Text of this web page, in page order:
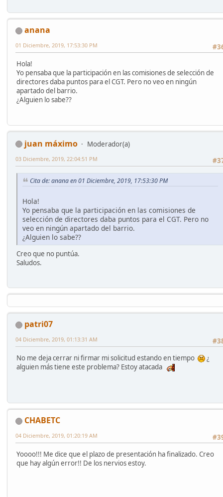
anana
01 Diciembre, 2019, 17:53:30 PM
Hola!
Yo pensaba que la participación en las comisiones de selección de
directores daba puntos para el CGT. Pero no veo en ningún
apartado del barrio.
¿Alguien lo sabe??
juan máximo
Moderador(a)
03 Diciembre, 2019, 22:04:51 PM
Cita de: anana en 01 Diciembre, 2019, 17:53:30 PM
Hola!
Yo pensaba que la participación en las comisiones de
selección de directores daba puntos para el CGT. Pero no
veo en ningún apartado del barrio.
¿Alguien lo sabe??
Creo que no puntúa.
Saludos.
patri07
04 Diciembre, 2019, 01:13:31 AM
No me deja cerrar ni firmar mi solicitud estando en tiempo
¿
alguien más tiene este problema? Estoy atacada
CHABETC
04 Diciembre, 2019, 01:20:19 AM
Yoooo!!! Me dice que el plazo de presentación ha finalizado. Creo
que hay algún error!! De los nervios estoy.